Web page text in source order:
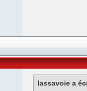
lassavoie a